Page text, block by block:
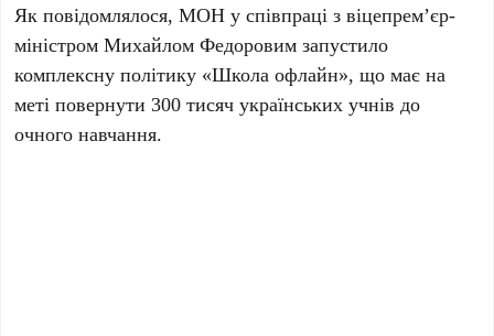
Як повідомлялося, МОН у співпраці з віцепрем’єр-
міністром Михайлом Федоровим запустило
комплексну політику «Школа офлайн», що має на
меті повернути 300 тисяч українських учнів до
очного навчання.